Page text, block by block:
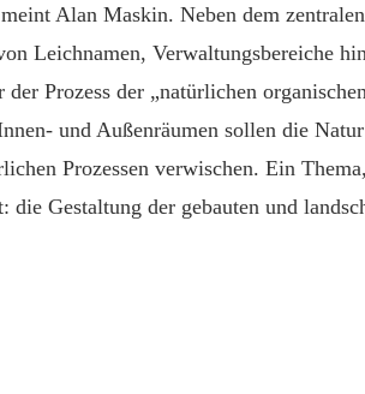
Alan Maskin. Neben dem
Leichnamen, Verwaltungsbereiche
Prozess der „natürlichen
und Außenräumen sollen die
Prozessen verwischen. Ein
die Gestaltung der gebauten und